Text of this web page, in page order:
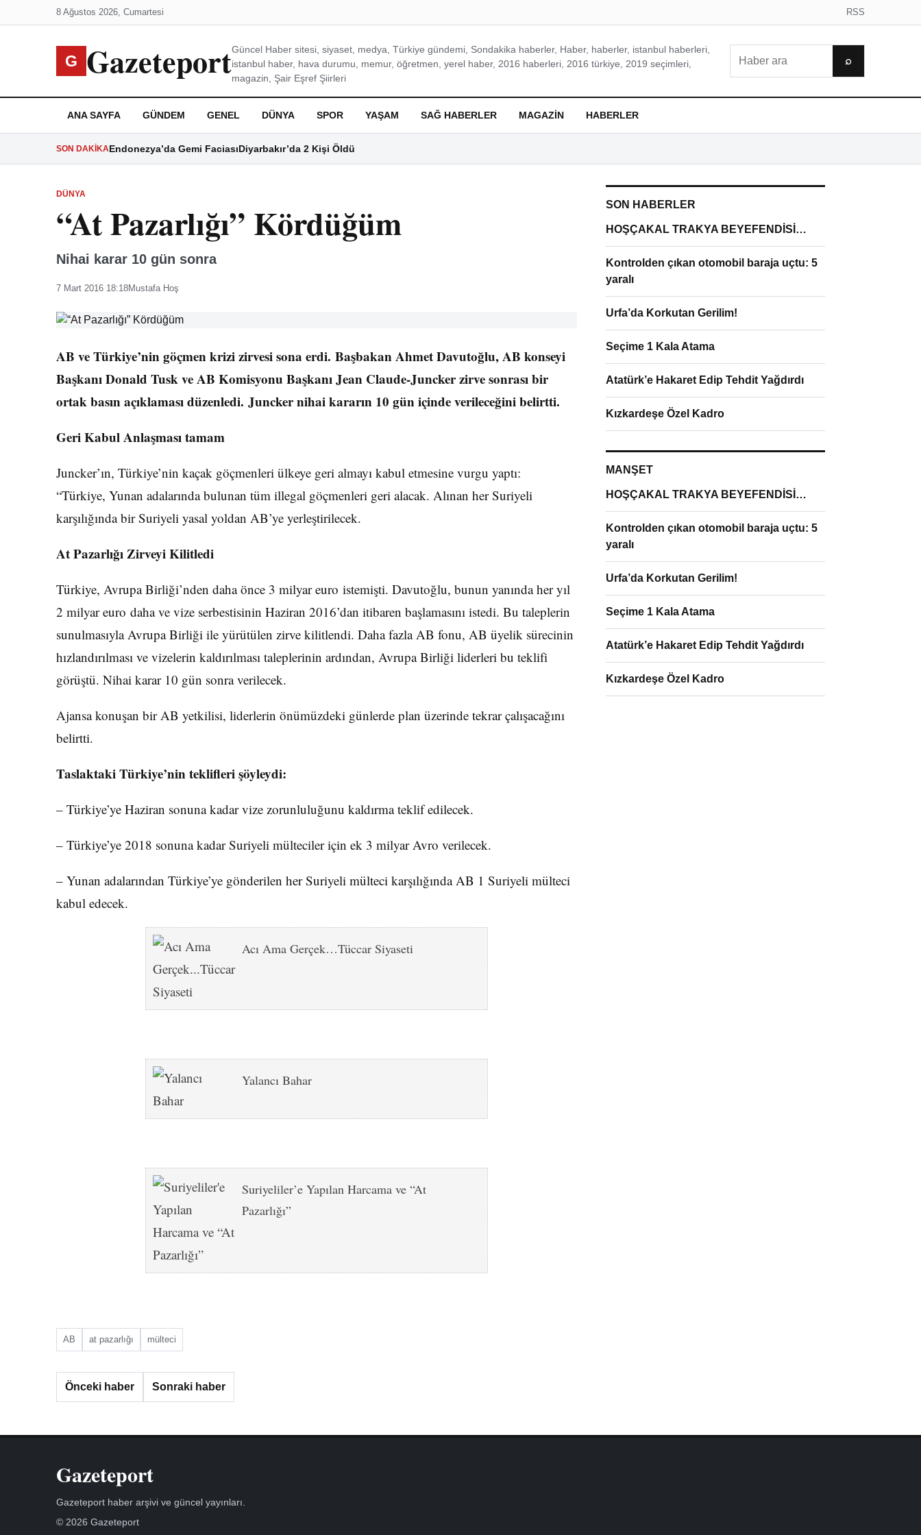
8 Ağustos 2026, Cumartesi RSS
G GazeteportGüncel Haber sitesi, siyaset, medya, Türkiye gündemi, Sondakika haberler, Haber, haberler, istanbul haberleri,
istanbul haber, hava durumu, memur, öğretmen, yerel haber, 2016 haberleri, 2016 türkiye, 2019 seçimleri,
magazin, Şair Eşref Şiirleri
⌕
ANA SAYFA GÜNDEM GENEL DÜNYA SPOR YAŞAM SAĞ HABERLER MAGAZIN HABERLER
SON DAKIKAEndonezya’da Gemi FaciasıDiyarbakır’da 2 Kişi Öldü
DÜNYA
“At Pazarlığı” Kördüğüm
Nihai karar 10 gün sonra
7 Mart 2016 18:18Mustafa Hoş
AB ve Türkiye’nin göçmen krizi zirvesi sona erdi. Başbakan Ahmet Davutoğlu, AB konseyi
Başkanı Donald Tusk ve AB Komisyonu Başkanı Jean Claude-Juncker zirve sonrası bir
ortak basın açıklaması düzenledi. Juncker nihai kararın 10 gün içinde verileceğini belirtti.
Geri Kabul Anlaşması tamam
Juncker’ın, Türkiye’nin kaçak göçmenleri ülkeye geri almayı kabul etmesine vurgu yaptı:
“Türkiye, Yunan adalarında bulunan tüm illegal göçmenleri geri alacak. Alınan her Suriyeli
karşılığında bir Suriyeli yasal yoldan AB’ye yerleştirilecek.
At Pazarlığı Zirveyi Kilitledi
Türkiye, Avrupa Birliği’nden daha önce 3 milyar euro istemişti. Davutoğlu, bunun yanında her yıl
2 milyar euro daha ve vize serbestisinin Haziran 2016’dan itibaren başlamasını istedi. Bu taleplerin
sunulmasıyla Avrupa Birliği ile yürütülen zirve kilitlendi. Daha fazla AB fonu, AB üyelik sürecinin
hızlandırılması ve vizelerin kaldırılması taleplerinin ardından, Avrupa Birliği liderleri bu teklifi
görüştü. Nihai karar 10 gün sonra verilecek.
Ajansa konuşan bir AB yetkilisi, liderlerin önümüzdeki günlerde plan üzerinde tekrar çalışacağını
belirtti.
Taslaktaki Türkiye’nin teklifleri şöyleydi:
– Türkiye’ye Haziran sonuna kadar vize zorunluluğunu kaldırma teklif edilecek.
– Türkiye’ye 2018 sonuna kadar Suriyeli mülteciler için ek 3 milyar Avro verilecek.
– Yunan adalarından Türkiye’ye gönderilen her Suriyeli mülteci karşılığında AB 1 Suriyeli mülteci
kabul edecek.
Acı Ama Gerçek…Tüccar Siyaseti
Yalancı Bahar
Suriyeliler’e Yapılan Harcama ve “At
Pazarlığı”
AB at pazarlığı mülteci
Önceki haber Sonraki haber
SON HABERLER
HOŞÇAKAL TRAKYA BEYEFENDİSİ…
Kontrolden çıkan otomobil baraja uçtu: 5
yaralı
Urfa’da Korkutan Gerilim!
Seçime 1 Kala Atama
Atatürk’e Hakaret Edip Tehdit Yağdırdı
Kızkardeşe Özel Kadro
MANŞET
HOŞÇAKAL TRAKYA BEYEFENDİSİ…
Kontrolden çıkan otomobil baraja uçtu: 5
yaralı
Urfa’da Korkutan Gerilim!
Seçime 1 Kala Atama
Atatürk’e Hakaret Edip Tehdit Yağdırdı
Kızkardeşe Özel Kadro
Gazeteport
Gazeteport haber arşivi ve güncel yayınları.
© 2026 Gazeteport